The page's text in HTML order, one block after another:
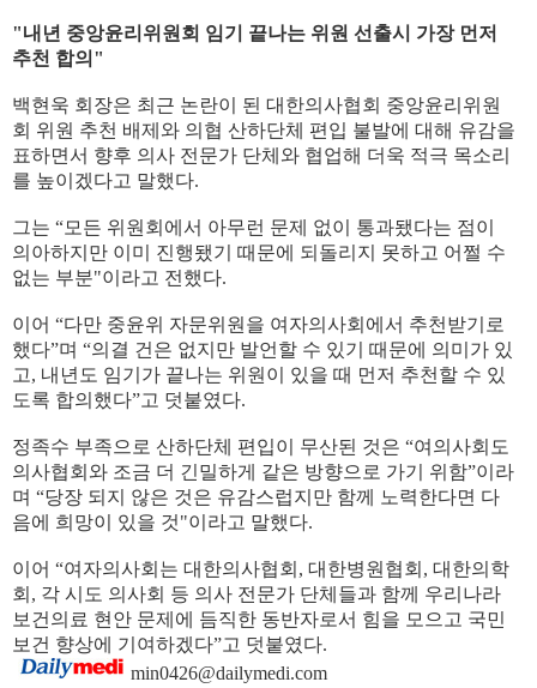
"내년 중앙윤리위원회 임기 끝나는 위원 선출시 가장 먼저
추천 합의"
백현욱 회장은 최근 논란이 된 대한의사협회 중앙윤리위원
회 위원 추천 배제와 의협 산하단체 편입 불발에 대해 유감을
표하면서 향후 의사 전문가 단체와 협업해 더욱 적극 목소리
를 높이겠다고 말했다.
그는 “모든 위원회에서 아무런 문제 없이 통과됐다는 점이
의아하지만 이미 진행됐기 때문에 되돌리지 못하고 어쩔 수
없는 부분"이라고 전했다.
이어 “다만 중윤위 자문위원을 여자의사회에서 추천받기로
했다”며 “의결 건은 없지만 발언할 수 있기 때문에 의미가 있
고, 내년도 임기가 끝나는 위원이 있을 때 먼저 추천할 수 있
도록 합의했다”고 덧붙였다.
정족수 부족으로 산하단체 편입이 무산된 것은 “여의사회도
의사협회와 조금 더 긴밀하게 같은 방향으로 가기 위함”이라
며 “당장 되지 않은 것은 유감스럽지만 함께 노력한다면 다
음에 희망이 있을 것"이라고 말했다.
이어 “여자의사회는 대한의사협회, 대한병원협회, 대한의학
회, 각 시도 의사회 등 의사 전문가 단체들과 함께 우리나라
보건의료 현안 문제에 듬직한 동반자로서 힘을 모으고 국민
보건 향상에 기여하겠다”고 덧붙였다.
min0426@dailymedi.com